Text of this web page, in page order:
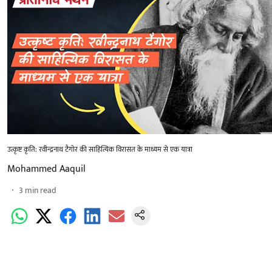
उत्कृष्ट कृति: रवीन्द्रनाथ टैगोर की साहित्यिक विरासत के माध्यम से एक यात्रा
Mohammed Aaquil
3 min read